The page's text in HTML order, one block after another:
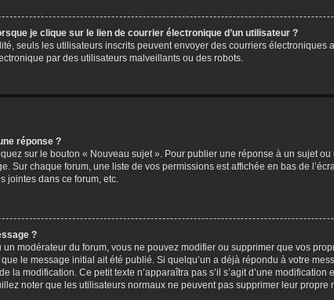
je clique sur le lien de courrier électronique d’un utilisateur ?
seuls les utilisateurs inscrits peuvent envoyer des courriers
par des utilisateurs malveillants ou des robots.
réponse ?
sur le bouton « Nouveau sujet ». Pour publier une réponse à un sujet
Sur chaque forum, une liste de vos permissions est affichée en bas de
jointes dans ce forum, etc.
?
modérateur du forum, vous ne pouvez modifier ou supprimer que vos
le message initial ait été publié. Si quelqu’un a déjà répondu à votre
la modification. Ce petit texte n’apparaîtra pas s’il s’agit d’une
noter que les utilisateurs normaux ne peuvent pas supprimer leur